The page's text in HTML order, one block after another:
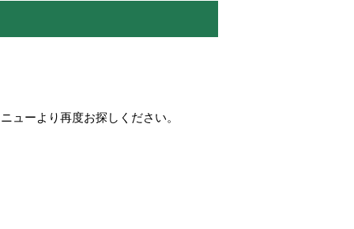
ューより再度お探しください。